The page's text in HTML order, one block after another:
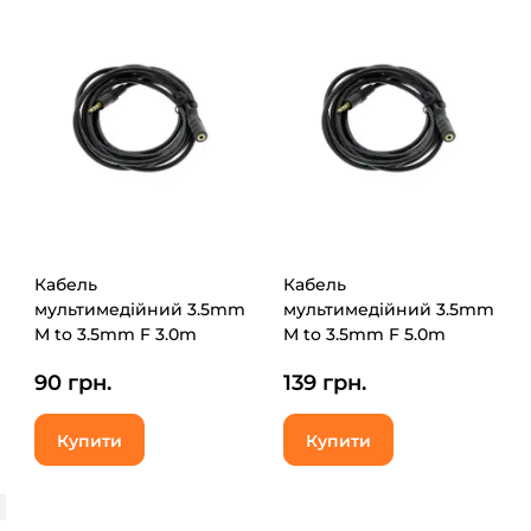
Кабель
мультимедійний 3.5mm
M to 3.5mm F 3.0m
90 грн.
Купити
Кабель
мультимедійний 3.5mm
M to 3.5mm F 5.0m
139 грн.
Купити